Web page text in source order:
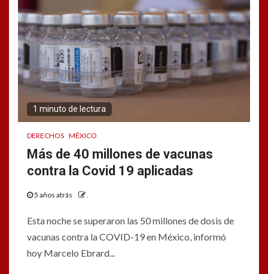
1 minuto de lectura
DERECHOS MÉXICO
Más de 40 millones de vacunas
contra la Covid 19 aplicadas
5 años atrás .
Esta noche se superaron las 50 millones de dosis de
vacunas contra la COVID-19 en México, informó
hoy Marcelo Ebrard...